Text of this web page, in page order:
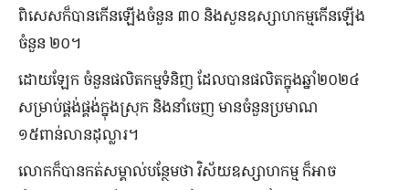
ពិសេស​ក៏បានកើនឡើងចំនួន ៣០ និងសួនឧស្សាហកម្ម​កើនឡើង
ចំនួន ២០។
​ដោយឡែក ចំនួនផលិតកម្មទំនិញ ដែលបានផលិតក្នុងឆ្នាំ២០២៤
សម្រាប់ផ្គង់ផ្គង់ក្នុងស្រុក និងនាំចេញ ​មានចំនួនប្រមាណ
១៥ពាន់លានដុល្លារ។
លោកក៏បានកត់សម្គាល់បន្ថែមថា ​​វិស័យឧស្សាហកម្ម ក៏អាច